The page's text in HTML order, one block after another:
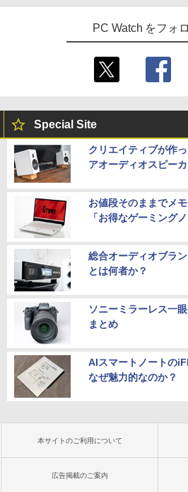
ト1000:1 チル
料無料】pcモニ
￥10,980
IOデータ 3辺
DSパネル液晶
ル
KH-A221DB
￥2,200
PC Watch をフォ
Special Site
クリエイティブが作
アオーディオスピー
お値段そのままでメ
「お得なゲーミングノ
総合オーディオブラ
とは何者か？
ソニーミラーレス一
まとめ
AIスマートノートの
なぜ魅力的なのか？
本サイトのご利用について
広告掲載のご案内